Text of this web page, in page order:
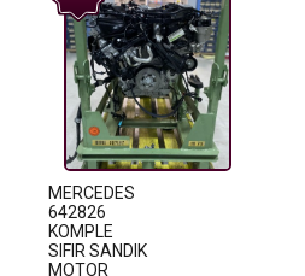
MERCEDES
642826
KOMPLE
SIFIR SANDIK
MOTOR